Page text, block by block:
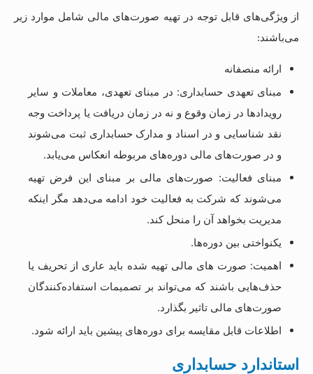
از ویژگی‌های قابل توجه در تهیه صورت‌های مالی شامل موارد زیر
می‌باشند:
ارائه منصفانه
مبنای تعهدی حسابداری: در مبنای تعهدی، معاملات و سایر
رویدادها در زمان وقوع و نه در زمان دریافت یا پرداخت وجه
نقد شناسایی و در اسناد و مدارک حسابداری ثبت می‌شوند
و در صورت‌های مالی دوره‌های مربوطه انعکاس می‌یابد.
مبنای فعالیت: صورت‌های مالی بر مبنای این فرض تهیه
می‌شوند که شرکت به فعالیت خود ادامه می‌دهد مگر اینکه
مدیریت بخواهد آن را منحل کند.
یکنواختی بین دوره‌ها.
اهمیت: صورت های مالی تهیه شده باید عاری از تحریف یا
حذف‌هایی باشند که می‌تواند بر تصمیمات استفاده‌کنندگان
صورت‌های مالی تاثیر بگذارد.
اطلاعات قابل مقایسه برای دوره‌های پیشین باید ارائه شود.
استاندارد حسابداری